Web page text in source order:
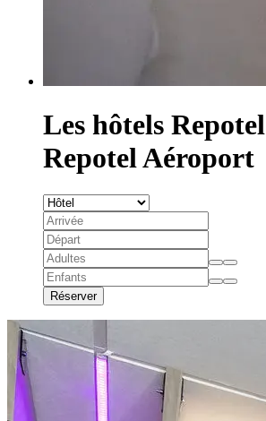
Les hôtels Repotel
Repotel Aéroport
Réserver